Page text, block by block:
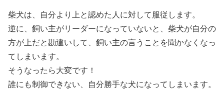
柴犬は、自分より上と認めた人に対して服従します。
逆に、飼い主がリーダーになっていないと、柴犬が自分の
方が上だと勘違いして、飼い主の言うことを聞かなくなっ
てしまいます。
そうなったら大変です！
誰にも制御できない、自分勝手な犬になってしまいます。